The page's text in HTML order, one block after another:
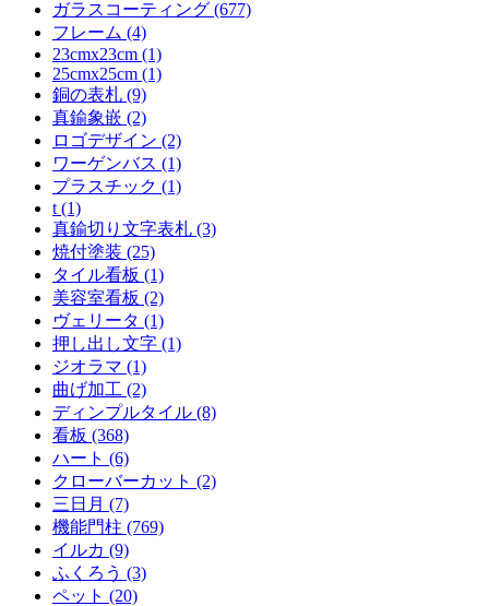
ガラスコーティング (677)
フレーム (4)
23cmx23cm (1)
25cmx25cm (1)
銅の表札 (9)
真鍮象嵌 (2)
ロゴデザイン (2)
ワーゲンバス (1)
プラスチック (1)
t (1)
真鍮切り文字表札 (3)
焼付塗装 (25)
タイル看板 (1)
美容室看板 (2)
ヴェリータ (1)
押し出し文字 (1)
ジオラマ (1)
曲げ加工 (2)
ディンプルタイル (8)
看板 (368)
ハート (6)
クローバーカット (2)
三日月 (7)
機能門柱 (769)
イルカ (9)
ふくろう (3)
ペット (20)